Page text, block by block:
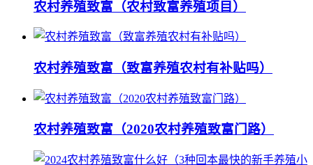
农村养殖致富（农村致富养殖项目）
农村养殖致富（致富养殖农村有补贴吗）
农村养殖致富（2020农村养殖致富门路）